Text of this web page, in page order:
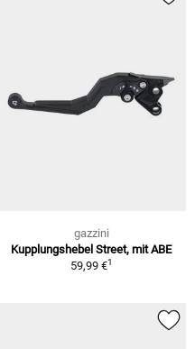
gazzini
Kupplungshebel Street, mit ABE
59,99 €1